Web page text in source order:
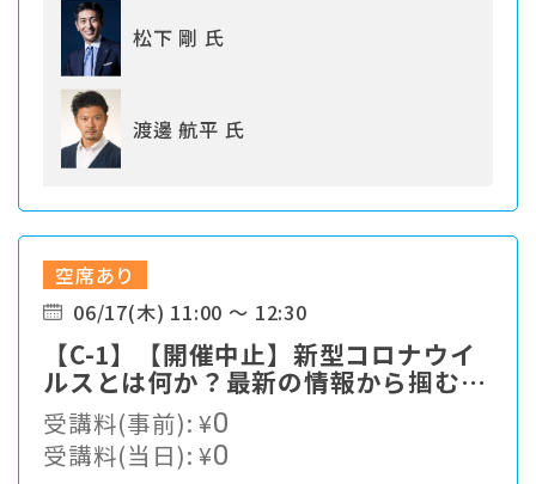
松下 剛 氏
渡邊 航平 氏
空席あり
06/17(木) 11:00 ～ 12:30
【C-1】【開催中止】新型コロナウイ
ルスとは何か？最新の情報から掴む対
策最前線
受講料(事前):¥0
受講料(当日):¥0